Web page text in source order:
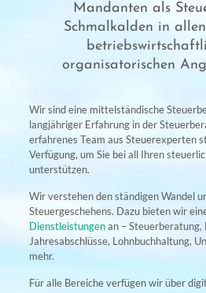
Mandanten als
Schmalkalden in
organisatorischen
Wir sind eine mittelständische
langjähriger Erfahrung in der
erfahrenes Team aus Steuerexperten
Verfügung, um Sie bei all Ihren
unterstützen.
Wir verstehen den ständigen Wandel
Steuergeschehens. Dazu bieten wir
Dienstleistungenan – Steuerberatung,
Jahresabschlüsse, Lohnbuchhaltung,
mehr.
Für alle Bereiche verfügen wir über